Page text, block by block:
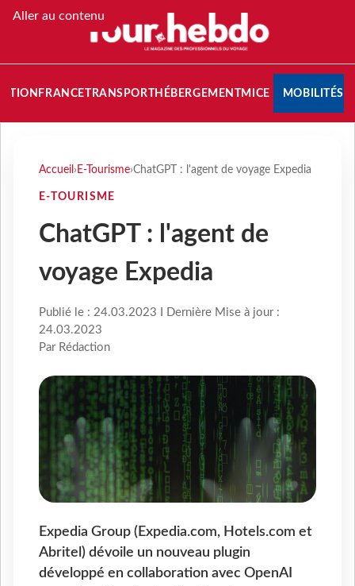
Aller au contenu
FRANCETRANSPORT HÉBERGEMENTMICE MOBILITÉS
Accueil › E-Tourisme›ChatGPT : l'agent de voyage Expedia
E-TOURISME
ChatGPT : l'agent de
voyage Expedia
Publié le : 24.03.2023 I Dernière Mise à jour :
24.03.2023
Par Rédaction
Expedia Group (Expedia.com, Hotels.com et
Abritel) dévoile un nouveau plugin
développé en collaboration avec OpenAI